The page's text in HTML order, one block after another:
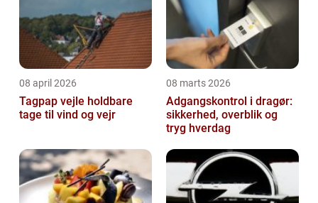
08 april 2026
Tagpap vejle holdbare
tage til vind og vejr
08 marts 2026
Adgangskontrol i dragør:
sikkerhed, overblik og
tryg hverdag